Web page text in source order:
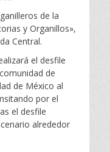
de la
y Organillos»,
Central.
el desfile
de
de México al
por el
el desfile
alrededor